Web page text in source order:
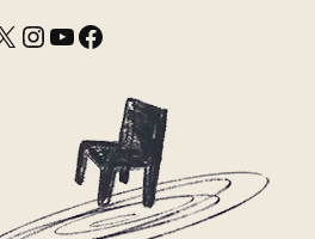
Instagram YouTube Facebook